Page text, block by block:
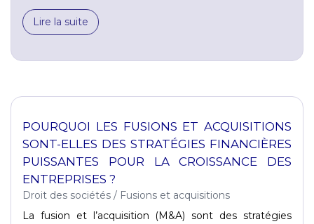
Lire la suite
POURQUOI LES FUSIONS ET ACQUISITIONS
SONT-ELLES DES STRATÉGIES FINANCIÈRES
PUISSANTES POUR LA CROISSANCE DES
ENTREPRISES ?
Droit des sociétés / Fusions et acquisitions
La fusion et l’acquisition (M&A) sont des stratégies